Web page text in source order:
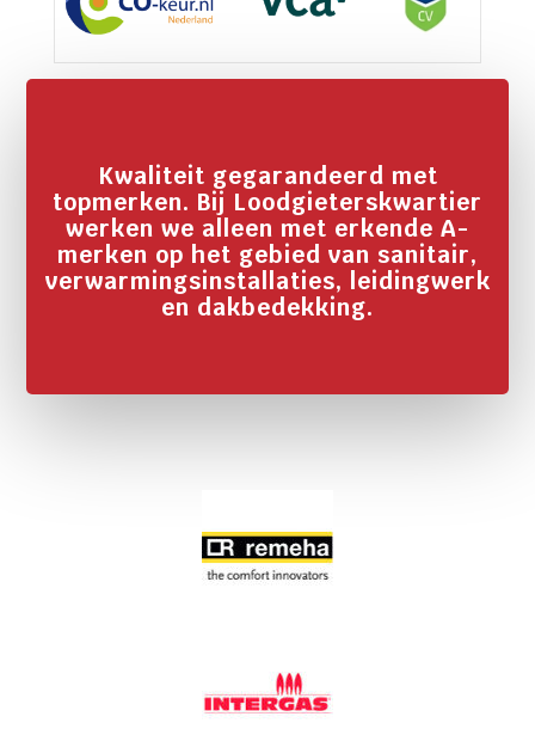
Kwaliteit gegarandeerd met
topmerken. Bij Loodgieterskwartier
werken we alleen met erkende A-
merken op het gebied van sanitair,
verwarmingsinstallaties, leidingwerk
en dakbedekking.